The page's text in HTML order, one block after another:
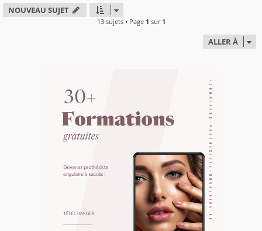
NOUVEAU SUJET
13 sujets • Page 1 sur 1
ALLER À